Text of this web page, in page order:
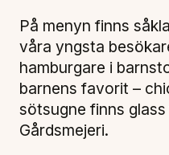
På menyn finns
våra yngsta
hamburgare i
barnens favorit –
sötsugne finns
Gårdsmejeri.